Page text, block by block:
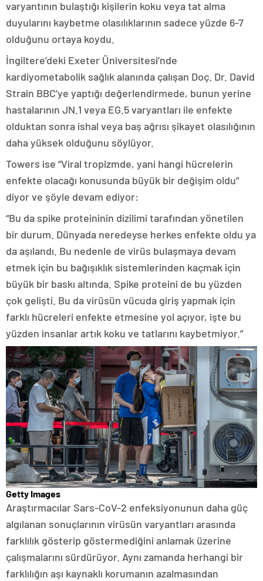
varyantının bulaştığı kişilerin koku veya tat alma
duyularını kaybetme olasılıklarının sadece yüzde 6-7
olduğunu ortaya koydu.
İngiltere’deki Exeter Üniversitesi’nde
kardiyometabolik sağlık alanında çalışan Doç. Dr. David
Strain BBC’ye yaptığı değerlendirmede, bunun yerine
hastalarının JN.1 veya EG.5 varyantları ile enfekte
olduktan sonra ishal veya baş ağrısı şikayet olasılığının
daha yüksek olduğunu söylüyor.
Towers ise “Viral tropizmde, yani hangi hücrelerin
enfekte olacağı konusunda büyük bir değişim oldu”
diyor ve şöyle devam ediyor:
“Bu da spike proteininin dizilimi tarafından yönetilen
bir durum. Dünyada neredeyse herkes enfekte oldu ya
da aşılandı. Bu nedenle de virüs bulaşmaya devam
etmek için bu bağışıklık sistemlerinden kaçmak için
büyük bir baskı altında. Spike proteini de bu yüzden
çok gelişti. Bu da virüsün vücuda giriş yapmak için
farklı hücreleri enfekte etmesine yol açıyor, işte bu
yüzden insanlar artık koku ve tatlarını kaybetmiyor.”
Getty Images
Araştırmacılar Sars-CoV-2 enfeksiyonunun daha güç
algılanan sonuçlarının virüsün varyantları arasında
farklılık gösterip göstermediğini anlamak üzerine
çalışmalarını sürdürüyor. Aynı zamanda herhangi bir
farklılığın aşı kaynaklı korumanın azalmasından